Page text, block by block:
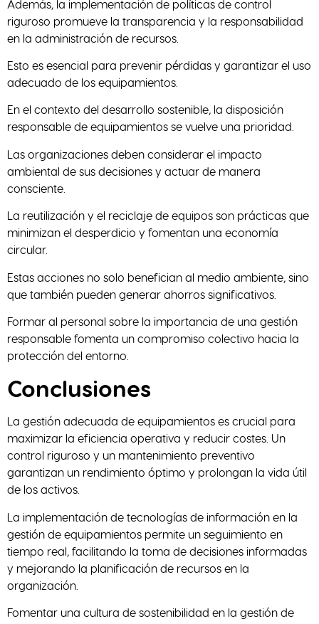
Además, la implementación de políticas de control
riguroso promueve la transparencia y la responsabilidad
en la administración de recursos.
Esto es esencial para prevenir pérdidas y garantizar el uso
adecuado de los equipamientos.
En el contexto del desarrollo sostenible, la disposición
responsable de equipamientos se vuelve una prioridad.
Las organizaciones deben considerar el impacto
ambiental de sus decisiones y actuar de manera
consciente.
La reutilización y el reciclaje de equipos son prácticas que
minimizan el desperdicio y fomentan una economía
circular.
Estas acciones no solo benefician al medio ambiente, sino
que también pueden generar ahorros significativos.
Formar al personal sobre la importancia de una gestión
responsable fomenta un compromiso colectivo hacia la
protección del entorno.
Conclusiones
La gestión adecuada de equipamientos es crucial para
maximizar la eficiencia operativa y reducir costes. Un
control riguroso y un mantenimiento preventivo
garantizan un rendimiento óptimo y prolongan la vida útil
de los activos.
La implementación de tecnologías de información en la
gestión de equipamientos permite un seguimiento en
tiempo real, facilitando la toma de decisiones informadas
y mejorando la planificación de recursos en la
organización.
Fomentar una cultura de sostenibilidad en la gestión de